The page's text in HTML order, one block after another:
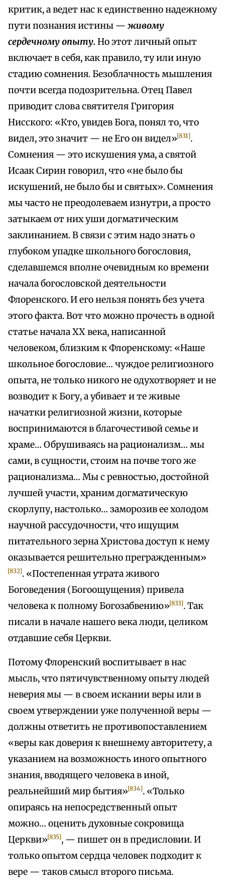
критик, а ведет нас к единственно надежному
пути познания истины — живому
сердечному опыту. Но этот личный опыт
включает в себя, как правило, ту или иную
стадию сомнения. Безоблачность мышления
почти всегда подозрительна. Отец Павел
приводит слова святителя Григория
Нисского: «Кто, увидев Бога, понял то, что
видел, это значит — не Его он видел»[831].
Сомнения — это искушения ума, а святой
Исаак Сирин говорил, что «не было бы
искушений, не было бы и святых». Сомнения
мы часто не преодолеваем изнутри, а просто
затыкаем от них уши догматическим
заклинанием. В связи с этим надо знать о
глубоком упадке школьного богословия,
сделавшемся вполне очевидным ко времени
начала богословской деятельности
Флоренского. И его нельзя понять без учета
этого факта. Вот что можно прочесть в одной
статье начала XX века, написанной
человеком, близким к Флоренскому: «Наше
школьное богословие… чуждое религиозного
опыта, не только никого не одухотворяет и не
возводит к Богу, а убивает и те живые
начатки религиозной жизни, которые
воспринимаются в благочестивой семье и
храме… Обрушиваясь на рационализм… мы
сами, в сущности, стоим на почве того же
рационализма… Мы с ревностью, достойной
лучшей участи, храним догматическую
скорлупу, настолько… заморозив ее холодом
научной рассудочности, что ищущим
питательного зерна Христова доступ к нему
оказывается решительно прегражденным»
[832]. «Постепенная утрата живого
Боговедения (Богоощущения) привела
человека к полному Богозабвению»[833]. Так
писали в начале нашего века люди, целиком
отдавшие себя Церкви.
Потому Флоренский воспитывает в нас
мысль, что пятичувственному опыту людей
неверия мы — в своем искании веры или в
своем утверждении уже полученной веры —
должны ответить не противопоставлением
«веры как доверия к внешнему авторитету, а
указанием на возможность иного опытного
знания, вводящего человека в иной,
реальнейший мир бытия»[834]. «Только
опираясь на непосредственный опыт
можно… оценить духовные сокровища
Церкви»[835], — пишет он в предисловии. И
только опытом сердца человек подходит к
вере — таков смысл второго письма.